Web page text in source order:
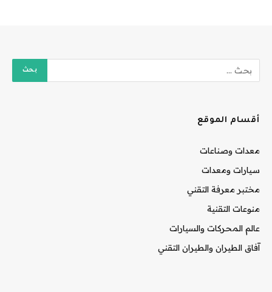
أقسام الموقع
معدات وصناعات
سيارات ومعدات
مختبر معرفة التقني
منوعات التقنية
عالم المحركات والسيارات
آفاق الطيران والطيران التقني